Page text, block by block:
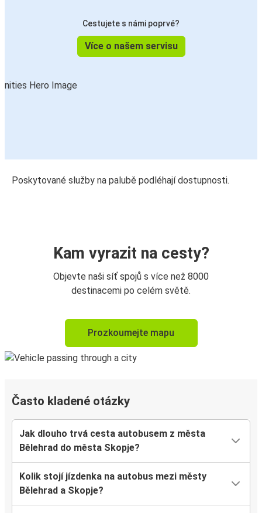
Cestujete s námi poprvé?
Více o našem servisu
Poskytované služby na palubě podléhají dostupnosti.
Kam vyrazit na cesty?
Objevte naši síť spojů s více než 8000
destinacemi po celém světě.
Prozkoumejte mapu
Často kladené otázky
Jak dlouho trvá cesta autobusem z města
Bělehrad do města Skopje?
Kolik stojí jízdenka na autobus mezi městy
Bělehrad a Skopje?